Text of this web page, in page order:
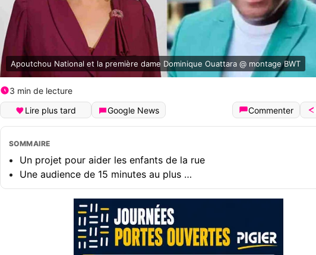
Apoutchou National et la première dame Dominique Ouattara @ montage BWT
3 min de lecture
Lire plus tard
Google News Commenter
SOMMAIRE
Un projet pour aider les enfants de la rue
Une audience de 15 minutes au plus …